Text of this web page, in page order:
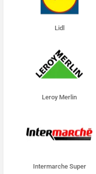
Lidl
Leroy Merlin
Intermarche Super